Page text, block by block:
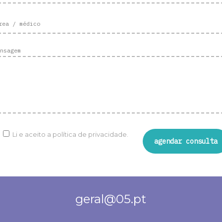
Li e aceito a política de privacidade.
geral@05.pt